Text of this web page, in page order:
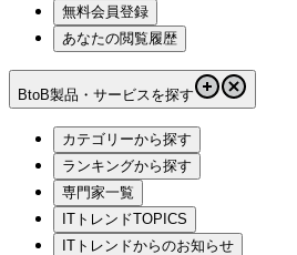
無料会員登録
あなたの閲覧履歴
BtoB製品・サービスを探す
カテゴリーから探す
ランキングから探す
専門家一覧
ITトレンドTOPICS
ITトレンドからのお知らせ